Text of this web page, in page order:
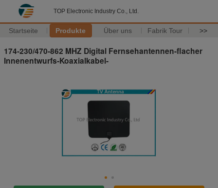
TOP Electronic Industry Co., Ltd.
Startseite Produkte Über uns Fabrik Tour >>
174-230/470-862 MHZ Digital Fernsehantennen-flacher
Innenentwurfs-Koaxialkabel-